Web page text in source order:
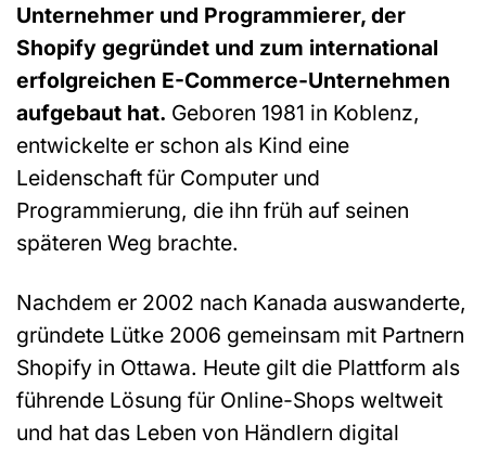
Unternehmer und Programmierer, der
Shopify gegründet und zum international
erfolgreichen E-Commerce-Unternehmen
aufgebaut hat. Geboren 1981 in Koblenz,
entwickelte er schon als Kind eine
Leidenschaft für Computer und
Programmierung, die ihn früh auf seinen
späteren Weg brachte.
Nachdem er 2002 nach Kanada auswanderte,
gründete Lütke 2006 gemeinsam mit Partnern
Shopify in Ottawa. Heute gilt die Plattform als
führende Lösung für Online-Shops weltweit
und hat das Leben von Händlern digital